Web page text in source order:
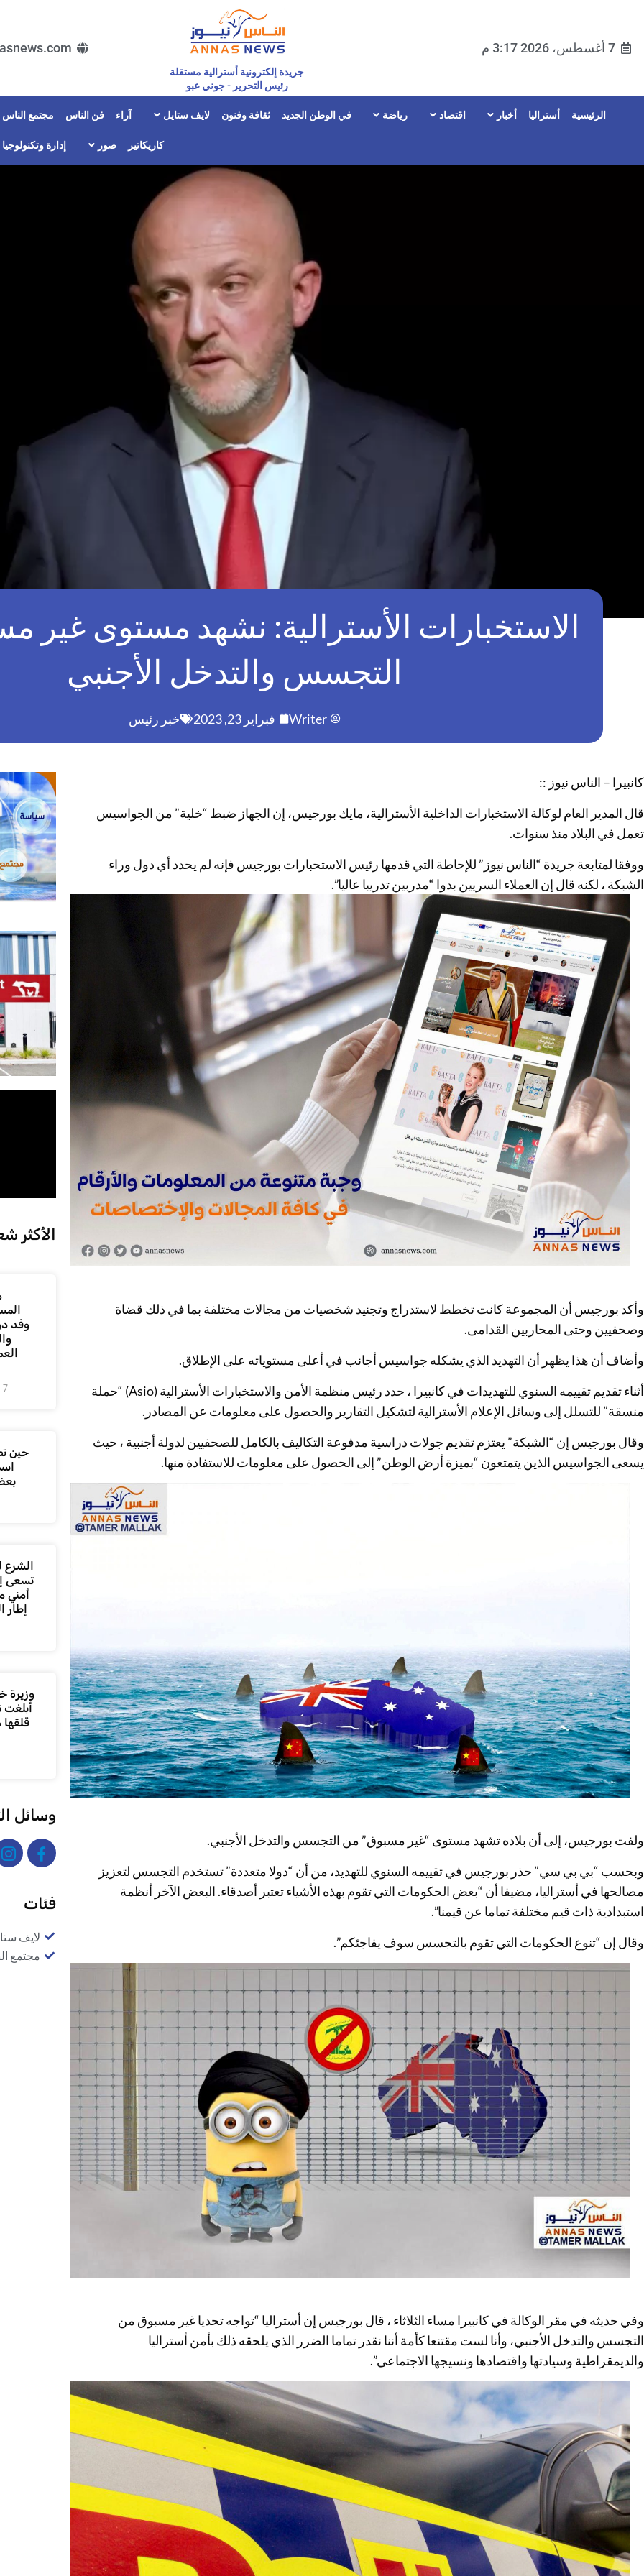
7 أغسطس، 2026 3:17 م
جريدة إلكترونية أسترالية مستقلة
رئيس التحرير - جوني عبو
الرئيسية أستراليا أخبار اقتصاد رياضة في الوطن الجديد ثقافة وفنون لايف ستايل آراء فن الناس مجتمع الناس
كاريكاتير صور إدارة وتكنولوجيا
الاستخبارات الأسترالية: نشهد مستوى غير
التجسس والتدخل الأجنبي
Writer فبراير 23, 2023 خبر رئيس
كانبيرا – الناس نيوز ::
قال المدير العام لوكالة الاستخبارات الداخلية الأسترالية، مايك بورجيس، إن الجهاز ضبط “خلية” من الجواسيس
تعمل في البلاد منذ سنوات.
ووفقا لمتابعة جريدة “الناس نيوز” للإحاطة التي قدمها رئيس الاستحبارات بورجيس فإنه لم يحدد أي دول وراء
الشبكة ، لكنه قال إن العملاء السريين بدوا “مدربين تدريبا عاليا”.
وأكد بورجيس أن المجموعة كانت تخطط لاستدراج وتجنيد شخصيات من مجالات مختلفة بما في ذلك قضاة
وصحفيين وحتى المحاربين القدامى.
وأضاف أن هذا يظهر أن التهديد الذي يشكله جواسيس أجانب في أعلى مستوياته على الإطلاق.
أثناء تقديم تقييمه السنوي للتهديدات في كانبيرا ، حدد رئيس منظمة الأمن والاستخبارات الأسترالية (Asio) “حملة
منسقة” للتسلل إلى وسائل الإعلام الأسترالية لتشكيل التقارير والحصول على معلومات عن المصادر.
وقال بورجيس إن “الشبكة” يعتزم تقديم جولات دراسية مدفوعة التكاليف بالكامل للصحفيين لدولة أجنبية ، حيث
يسعى الجواسيس الذين يتمتعون “بميزة أرض الوطن” إلى الحصول على معلومات للاستفادة منها.
ولفت بورجيس، إلى أن بلاده تشهد مستوى “غير مسبوق” من التجسس والتدخل الأجنبي.
وبحسب “بي بي سي” حذر بورجيس في تقييمه السنوي للتهديد، من أن “دولا متعددة” تستخدم التجسس لتعزيز
مصالحها في أستراليا، مضيفا أن “بعض الحكومات التي تقوم بهذه الأشياء تعتبر أصدقاء. البعض الآخر أنظمة
استبدادية ذات قيم مختلفة تماما عن قيمنا”.
وقال إن “تنوع الحكومات التي تقوم بالتجسس سوف يفاجئكم”.
وفي حديثه في مقر الوكالة في كانبيرا مساء الثلاثاء ، قال بورجيس إن أستراليا “تواجه تحديا غير مسبوق من
التجسس والتدخل الأجنبي، وأنا لست مقتنعا كأمة أننا نقدر تماما الضرر الذي يلحقه ذلك بأمن أستراليا
والديمقراطية وسيادتها واقتصادها ونسيجها الاجتماعي”.
الأكثر
وفد
7 أغسطس، 2026
حين
الشرع
تسعى
أمني
إطار
وزيرة
أبلغت
وسائل
فئات
لايف
مجتمع